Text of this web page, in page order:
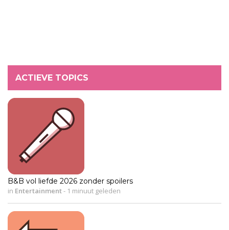
ACTIEVE TOPICS
B&B vol liefde 2026 zonder spoilers
in Entertainment- 1 minuut geleden